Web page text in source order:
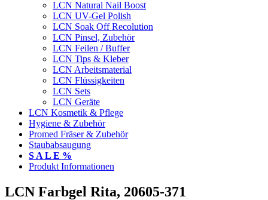
LCN Natural Nail Boost
LCN UV-Gel Polish
LCN Soak Off Recolution
LCN Pinsel, Zubehör
LCN Feilen / Buffer
LCN Tips & Kleber
LCN Arbeitsmaterial
LCN Flüssigkeiten
LCN Sets
LCN Geräte
LCN Kosmetik & Pflege
Hygiene & Zubehör
Promed Fräser & Zubehör
Staubabsaugung
S A L E %
Produkt Informationen
LCN Farbgel Rita, 20605-371